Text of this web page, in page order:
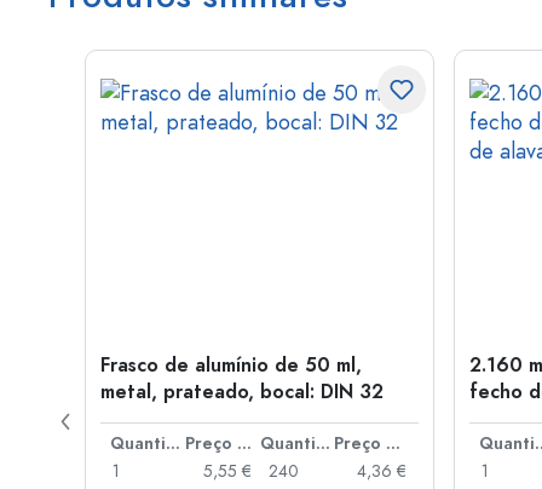
Frasco de alumínio de 50 ml,
metal, prateado, bocal: DIN 32
Quantidade Preço por peça Quantidade
Preço por peça
1
5,55 €
240
4,36 €
2.160
fecho
de
1